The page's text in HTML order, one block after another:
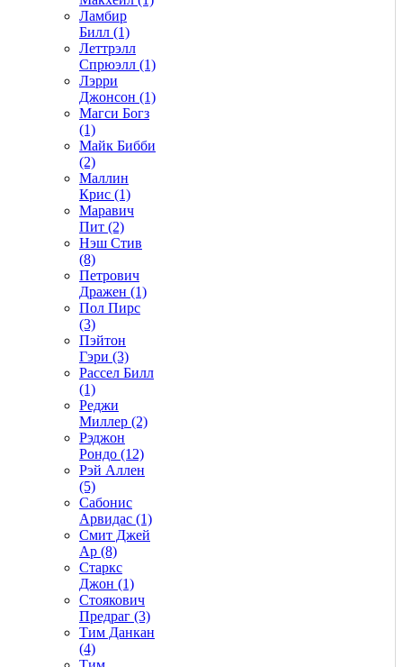
Ламбир
Билл (1)
Леттрэлл
Спрюэлл (1)
Лэрри
Джонсон (1)
Магси Богз
(1)
Майк Бибби
(2)
Маллин
Крис (1)
Маравич
Пит (2)
Нэш Стив
(8)
Петрович
Дражен (1)
Пол Пирс
(3)
Пэйтон
Гэри (3)
Рассел Билл
(1)
Реджи
Миллер (2)
Рэджон
Рондо (12)
Рэй Аллен
(5)
Сабонис
Арвидас (1)
Смит Джей
Ар (8)
Старкс
Джон (1)
Стоякович
Предраг (3)
Тим Данкан
(4)